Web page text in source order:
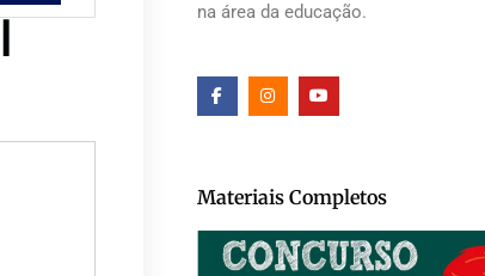
na área da educação.
Materiais Completos